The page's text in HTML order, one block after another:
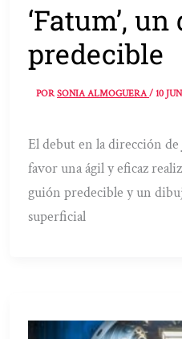
‘Fatum’,
predecible
PORSONIA ALMOGUERA/10
El debut en la dirección
favor una ágil y eficaz
guión predecible y un
superficial